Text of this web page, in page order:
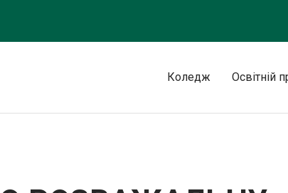
Коледж Освітній